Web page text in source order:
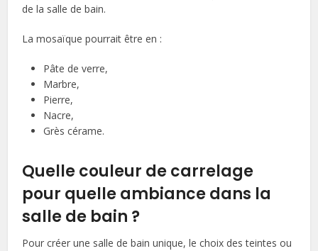
de la salle de bain.
La mosaïque pourrait être en :
Pâte de verre,
Marbre,
Pierre,
Nacre,
Grès cérame.
Quelle couleur de carrelage
pour quelle ambiance dans la
salle de bain ?
Pour créer une salle de bain unique, le choix des teintes ou